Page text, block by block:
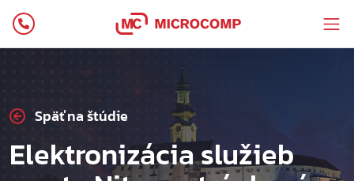
Späť na štúdie
Elektronizácia služieb